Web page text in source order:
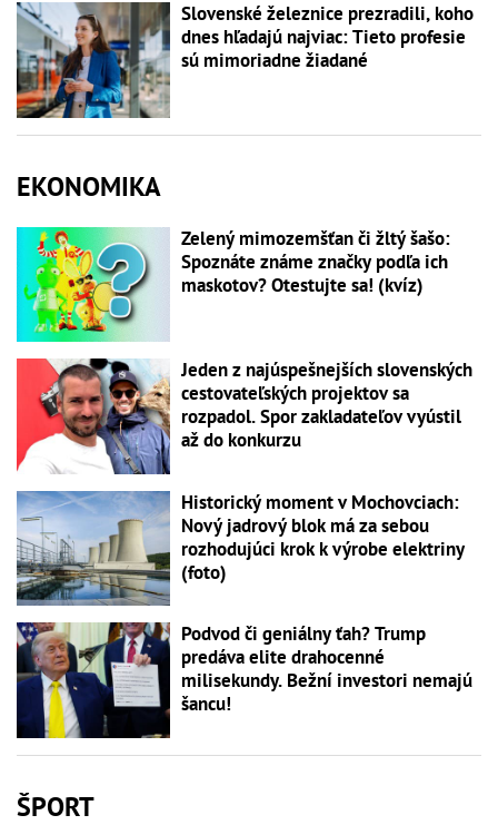
Slovenské železnice prezradili, koho
dnes hľadajú najviac: Tieto profesie
sú mimoriadne žiadané
EKONOMIKA
Zelený mimozemšťan či žltý šašo:
Spoznáte známe značky podľa ich
maskotov? Otestujte sa! (kvíz)
Jeden z najúspešnejších slovenských
cestovateľských projektov sa
rozpadol. Spor zakladateľov vyústil
až do konkurzu
Historický moment v Mochovciach:
Nový jadrový blok má za sebou
rozhodujúci krok k výrobe elektriny
(foto)
Podvod či geniálny ťah? Trump
predáva elite drahocenné
milisekundy. Bežní investori nemajú
šancu!
ŠPORT